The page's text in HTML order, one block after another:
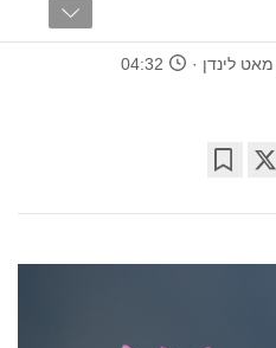
מאט לינדן 04:32